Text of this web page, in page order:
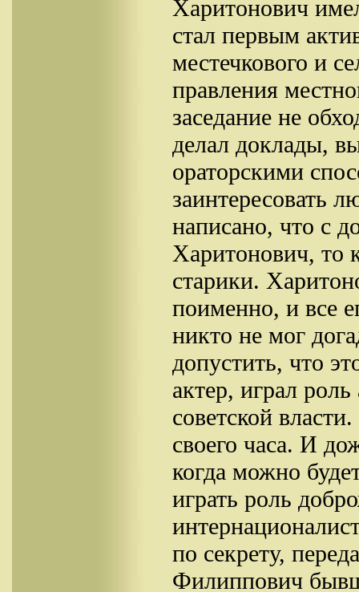
Харитонович
стал первым
местечкового и
правления
заседание не
делал доклады,
ораторскими
заинтересовать
написано, что с
Харитонович, то
старики.
поименно, и все
никто не мог
допустить, что
актер, играл
советской
своего часа. И
когда можно
играть роль
по секрету,
Филиппович